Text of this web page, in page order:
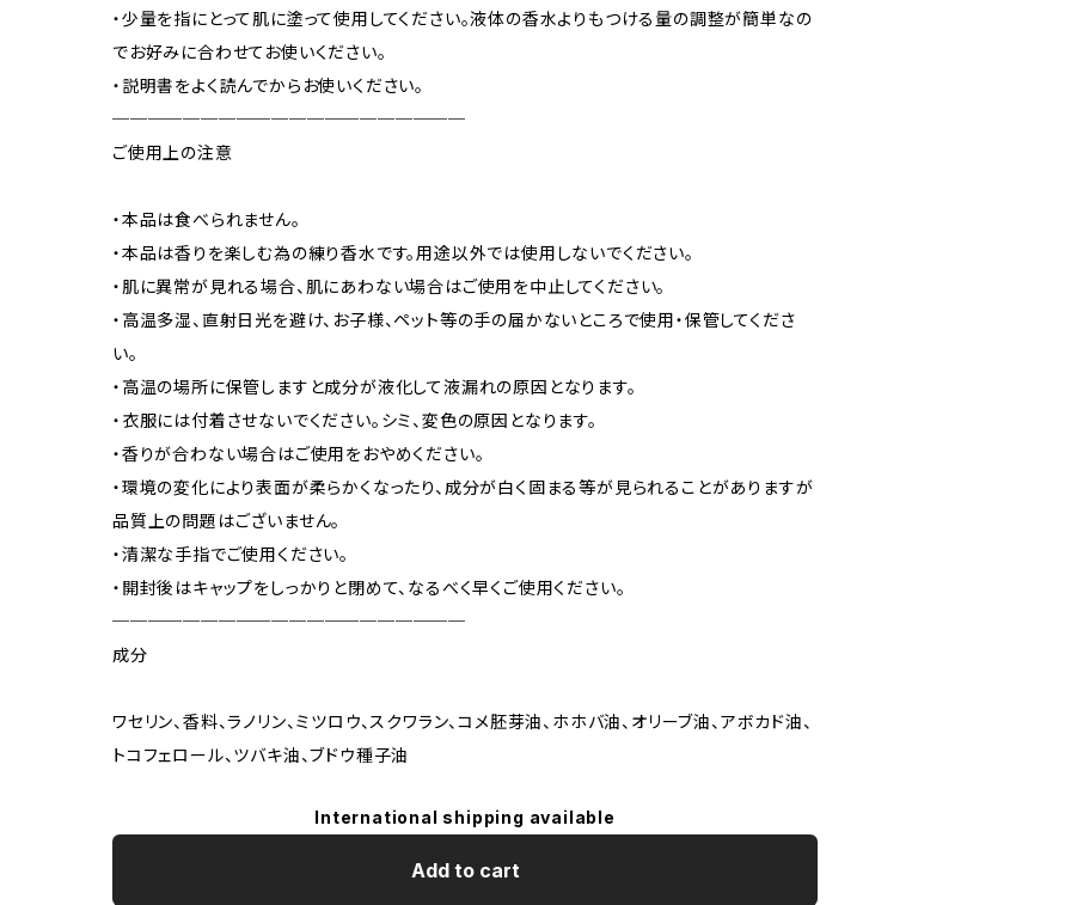
・少量を指にとって肌に塗って使用してください。液体の香水よりもつける量の調整が簡単なの
でお好みに合わせてお使いください。
・説明書をよく読んでからお使いください。
────────────────────
ご使用上の注意
・本品は食べられません。
・本品は香りを楽しむ為の練り香水です。用途以外では使用しないでください。
・肌に異常が見れる場合、肌にあわない場合はご使用を中止してください。
・高温多湿、直射日光を避け、お子様、ペット等の手の届かないところで使用・保管してくださ
い。
・高温の場所に保管しますと成分が液化して液漏れの原因となります。
・衣服には付着させないでください。シミ、変色の原因となります。
・香りが合わない場合はご使用をおやめください。
・環境の変化により表面が柔らかくなったり、成分が白く固まる等が見られることがありますが
品質上の問題はございません。
・清潔な手指でご使用ください。
・開封後はキャップをしっかりと閉めて、なるべく早くご使用ください。
────────────────────
成分
ワセリン、香料、ラノリン、ミツロウ、スクワラン、コメ胚芽油、ホホバ油、オリーブ油、アボカド油、
トコフェロール、ツバキ油、ブドウ種子油
International shipping available
Add to cart